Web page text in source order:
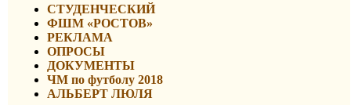
СТУДЕНЧЕСКИЙ
ФШМ «РОСТОВ»
РЕКЛАМА
ОПРОСЫ
ДОКУМЕНТЫ
ЧМ по футболу 2018
АЛЬБЕРТ ЛЮЛЯ